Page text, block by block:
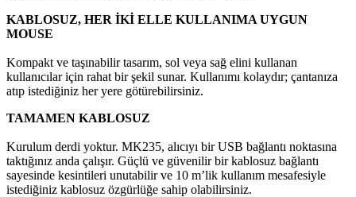
KABLOSUZ, HER İKİ ELLE KULLANIMA UYGUN
MOUSE
Kompakt ve taşınabilir tasarım, sol veya sağ elini kullanan
kullanıcılar için rahat bir şekil sunar. Kullanımı kolaydır; çantanıza
atıp istediğiniz her yere götürebilirsiniz.
TAMAMEN KABLOSUZ
Kurulum derdi yoktur. MK235, alıcıyı bir USB bağlantı noktasına
taktığınız anda çalışır. Güçlü ve güvenilir bir kablosuz bağlantı
sayesinde kesintileri unutabilir ve 10 m’lik kullanım mesafesiyle
istediğiniz kablosuz özgürlüğe sahip olabilirsiniz.